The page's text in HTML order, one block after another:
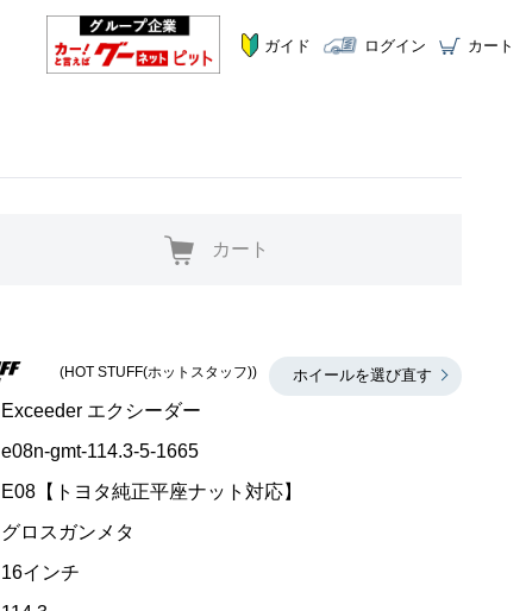
ガイド ログイン カート
カート
ホイールを選び直す
(HOT STUFF(ホットスタッフ))
Exceeder エクシーダー
e08n-gmt-114.3-5-1665
E08【トヨタ純正平座ナット対応】
グロスガンメタ
16インチ